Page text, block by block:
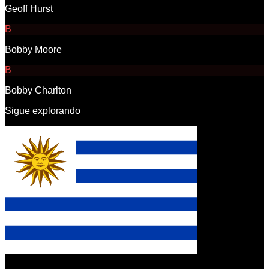
Geoff Hurst
B
Bobby Moore
B
Bobby Charlton
Sigue explorando